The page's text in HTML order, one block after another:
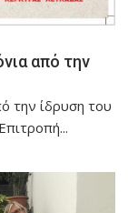
από την
την ίδρυση του